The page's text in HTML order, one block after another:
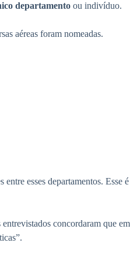
departamento ou indivíduo.
aéreas foram nomeadas.
entre esses departamentos. Esse é
concordaram que em